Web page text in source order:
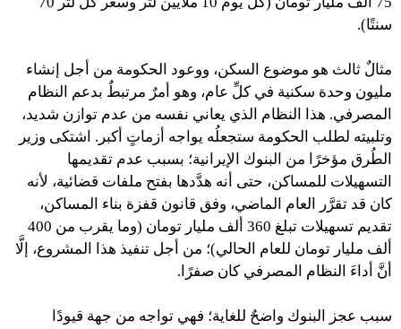
سنتًا).
مثالٌ ثالث هو موضوع السكن، ووعود الحكومة من أجل إنشاء
مليون وحدة سكنية في كلِّ عام، وهو أمرٌ مرتبطٌ بدعم النظام
المصرفي. هذا النظام الذي يعاني نفسه من عدم توازن شديد،
وتلبيته لطلب الحكومة ستجعلُه يواجه أزماتٍ أكبر. اشتكى وزير
الطُرق مؤخرًا من البنوك الإيرانية؛ بسبب عدم تقديمها
التسهيلات للمساكن، حتى أنه هدَّدها بفتح ملفات قضائية، لأنه
كان قد تقرَّر العام الماضي، وفق قانون قفزة بناء المساكن،
تقديم تسهيلات تبلغ 360 ألف مليار تومان (وما يقرب من 400
ألف مليار تومان للعام الحالي)؛ من أجل تنفيذ هذا المشروع، إلَّا
أنَّ أداءَ النظام المصرفي كان صفرًا.
سبب عجز البنوك واضحٌ للغاية؛ فهي تواجه من جهة قيودًا